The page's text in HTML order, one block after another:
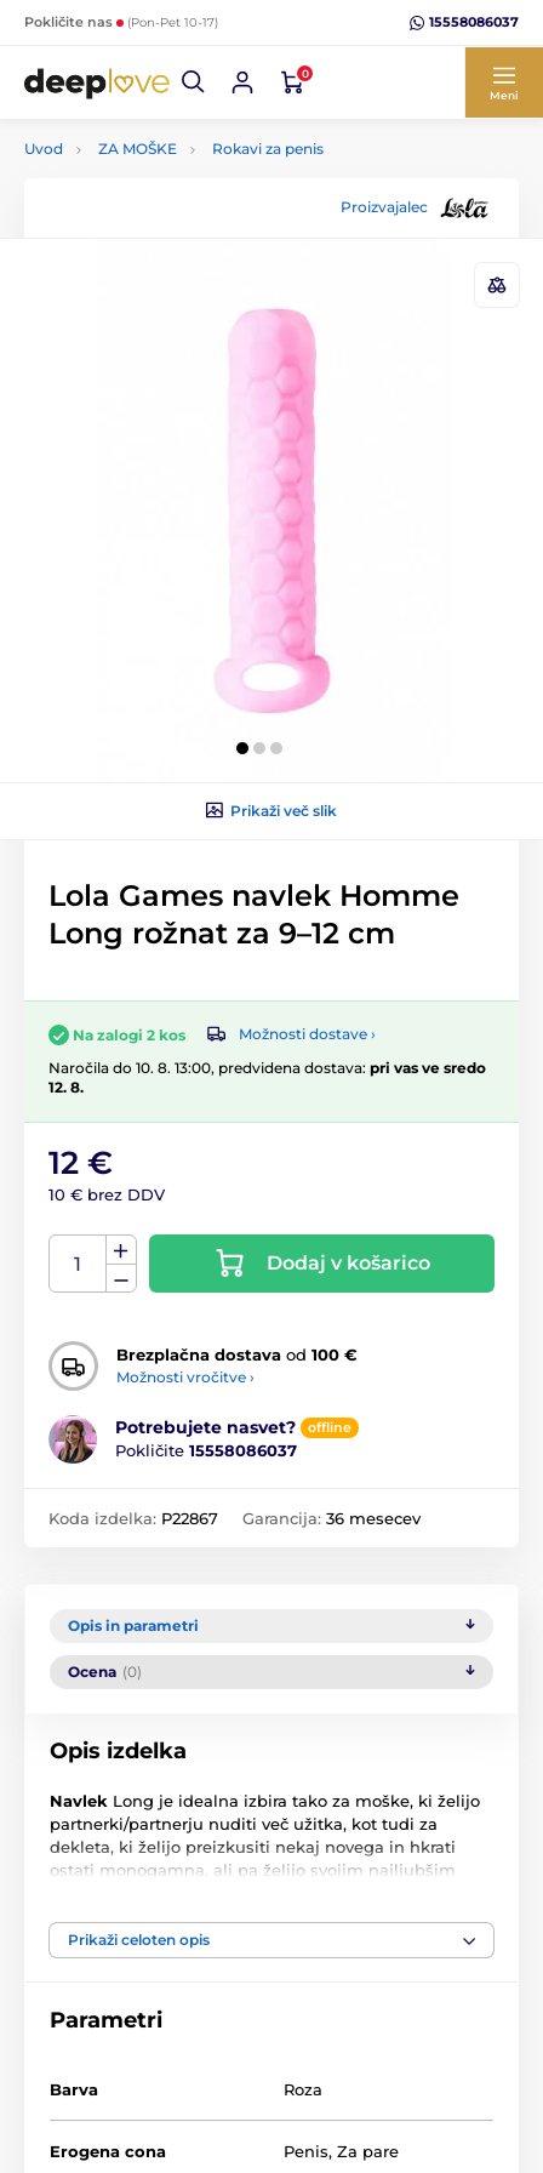
Pokličite nas (Pon-Pet 10-17) 15558086037
0
Meni
Uvod ZA MOŠKE Rokavi za penis
Proizvajalec
Prikaži več slik
Lola Games navlek Homme
Long rožnat za 9–12 cm
Na zalogi 2 kos
Možnosti dostave ›
Naročila do 10. 8. 13:00, predvidena dostava: pri vas ve sredo
12. 8.
12 €
10 € brez DDV
Dodaj v košarico
Brezplačna dostava od 100 €
Možnosti vročitve ›
Potrebujete nasvet? offline
Pokličite 15558086037
Koda izdelka: P22867 Garancija: 36 mesecev
Opis in parametri
Ocena (0)
Opis izdelka
Navlek Long je idealna izbira tako za moške, ki želijo
partnerki/partnerju nuditi več užitka, kot tudi za
dekleta, ki želijo preizkusiti nekaj novega in hkrati
ostati monogamna, ali pa želijo svojim najljubšim
Material igračke je neverjetno nežen in spominja na
človeško kožo.
kljub temu čutil v notranjosti in
zunanji relief poskrbel za dodatno stimulacijo
partnerja, ki sprejema. Udoben obroček na osnovi ne
prijetno in udobno uporabo, zato se navlek ne bo
Prikaži celoten opis
Parametri
Barva Roza
Erogena cona Penis, Za pare